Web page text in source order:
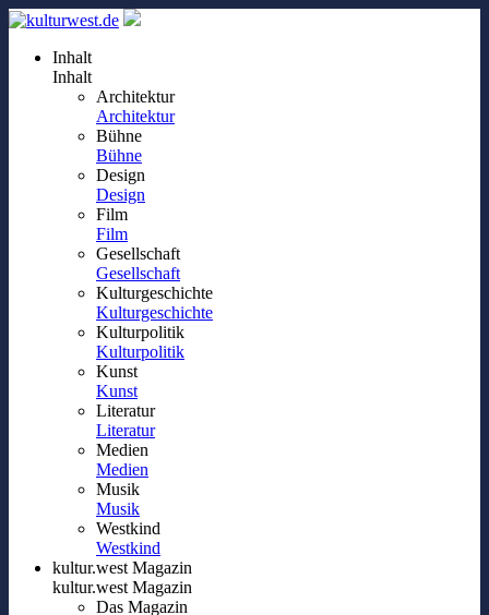
Inhalt
Inhalt
Architektur
Architektur
Bühne
Bühne
Design
Design
Film
Film
Gesellschaft
Gesellschaft
Kulturgeschichte
Kulturgeschichte
Kulturpolitik
Kulturpolitik
Kunst
Kunst
Literatur
Literatur
Medien
Medien
Musik
Musik
Westkind
Westkind
kultur.west Magazin
kultur.west Magazin
Das Magazin